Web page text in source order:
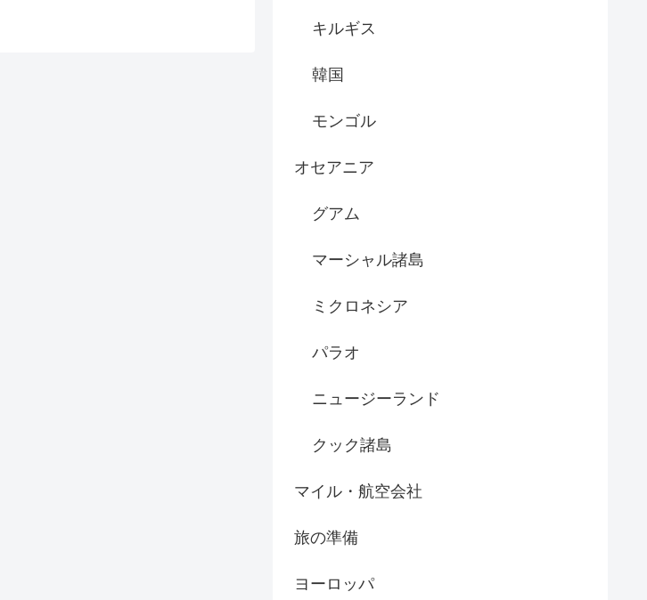
キルギス
韓国
モンゴル
オセアニア
グアム
マーシャル諸島
ミクロネシア
パラオ
ニュージーランド
クック諸島
マイル・航空会社
旅の準備
ヨーロッパ